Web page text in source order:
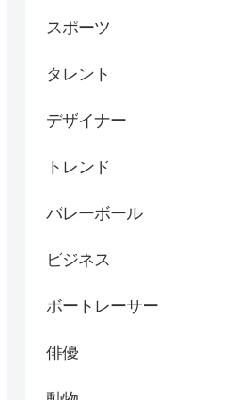
スポーツ
タレント
デザイナー
トレンド
バレーボール
ビジネス
ボートレーサー
俳優